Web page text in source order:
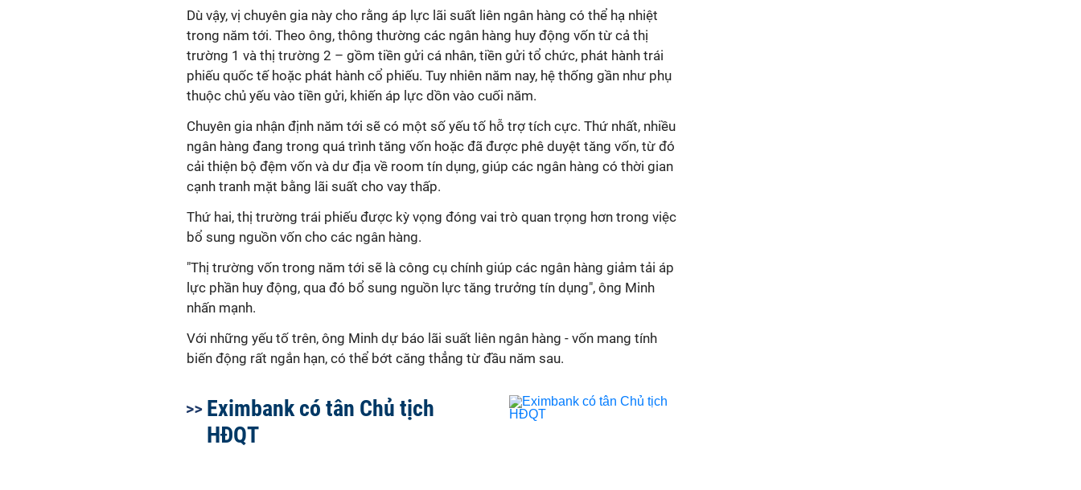
Dù vậy, vị chuyên gia này cho rằng áp lực lãi suất liên ngân hàng có thể hạ nhiệt
trong năm tới. Theo ông, thông thường các ngân hàng huy động vốn từ cả thị
trường 1 và thị trường 2 – gồm tiền gửi cá nhân, tiền gửi tổ chức, phát hành trái
phiếu quốc tế hoặc phát hành cổ phiếu. Tuy nhiên năm nay, hệ thống gần như phụ
thuộc chủ yếu vào tiền gửi, khiến áp lực dồn vào cuối năm.
Chuyên gia nhận định năm tới sẽ có một số yếu tố hỗ trợ tích cực. Thứ nhất, nhiều
ngân hàng đang trong quá trình tăng vốn hoặc đã được phê duyệt tăng vốn, từ đó
cải thiện bộ đệm vốn và dư địa về room tín dụng, giúp các ngân hàng có thời gian
cạnh tranh mặt bằng lãi suất cho vay thấp.
Thứ hai, thị trường trái phiếu được kỳ vọng đóng vai trò quan trọng hơn trong việc
bổ sung nguồn vốn cho các ngân hàng.
"Thị trường vốn trong năm tới sẽ là công cụ chính giúp các ngân hàng giảm tải áp
lực phần huy động, qua đó bổ sung nguồn lực tăng trưởng tín dụng", ông Minh
nhấn mạnh.
Với những yếu tố trên, ông Minh dự báo lãi suất liên ngân hàng - vốn mang tính
biến động rất ngắn hạn, có thể bớt căng thẳng từ đầu năm sau.
Eximbank có tân Chủ tịch
HĐQT